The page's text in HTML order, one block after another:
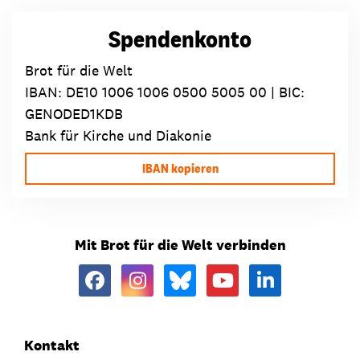
Spendenkonto
Brot für die Welt
IBAN: DE10 1006 1006 0500 5005 00 | BIC:
GENODED1KDB
Bank für Kirche und Diakonie
IBAN kopieren
Mit Brot für die Welt verbinden
Kontakt